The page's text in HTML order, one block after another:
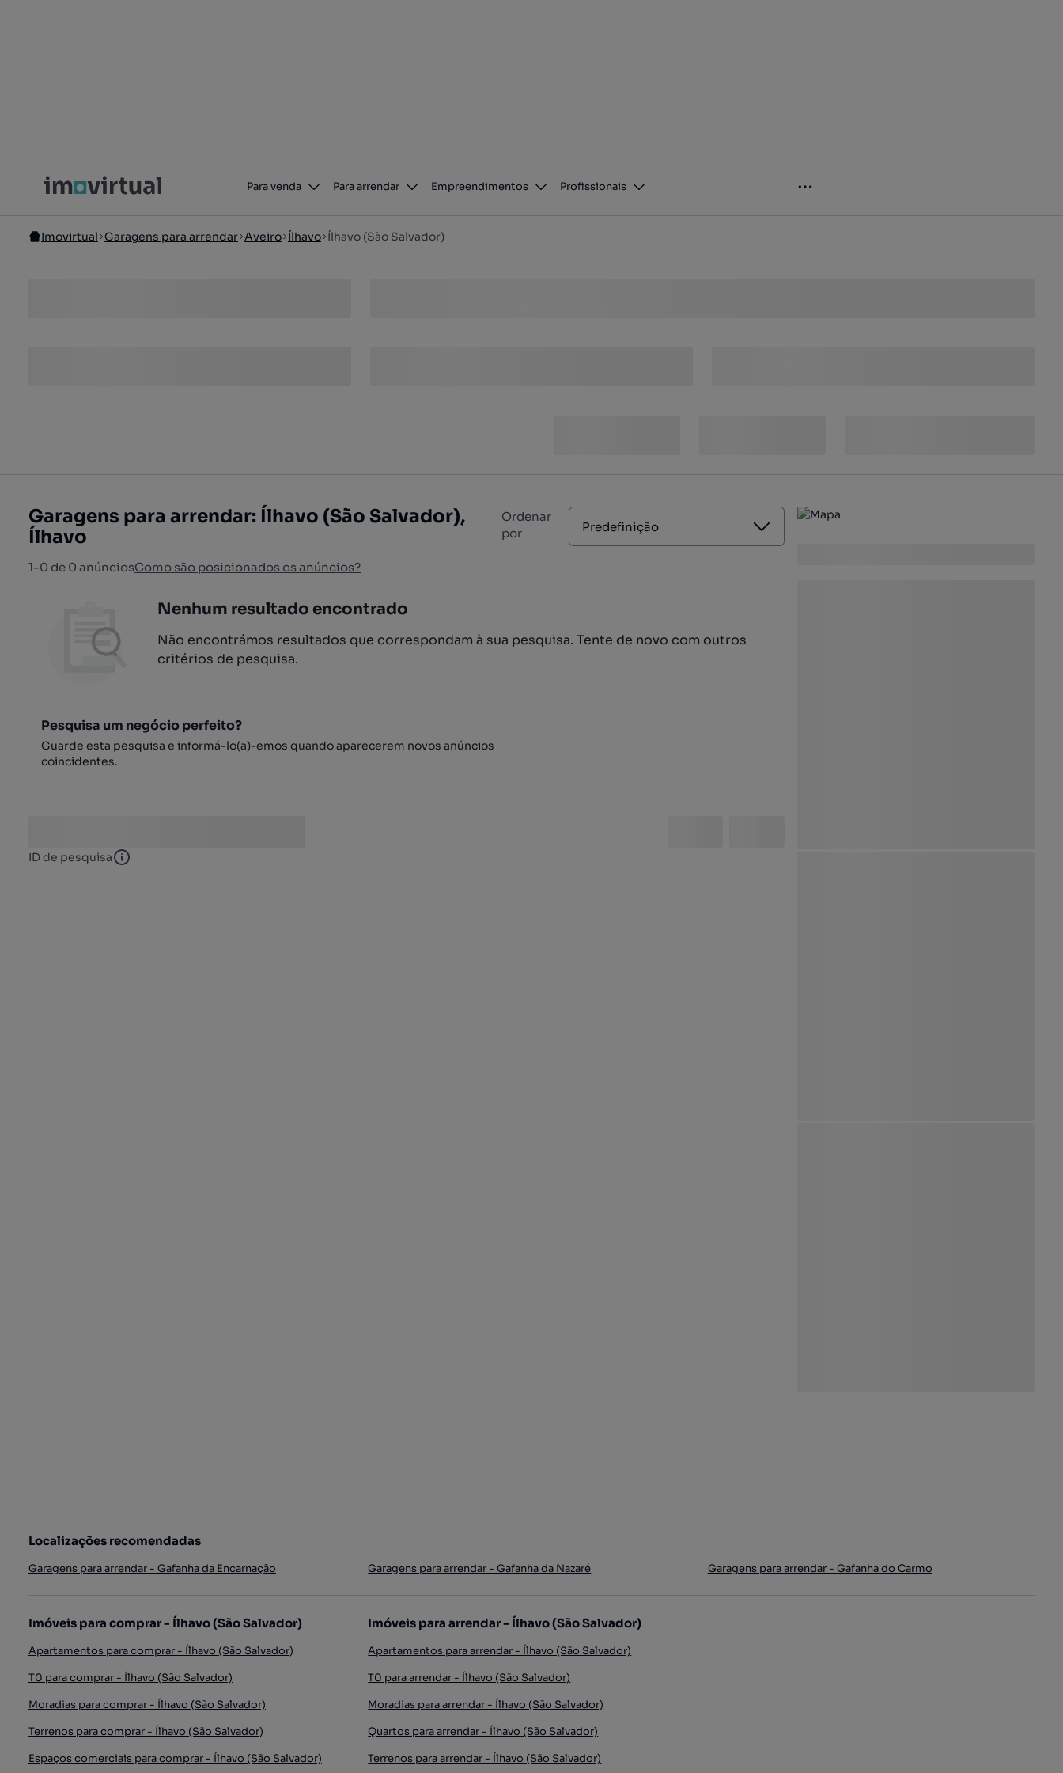
Para venda Para arrendar Empreendimentos Profissionais
Imovirtual Garagens para arrendar Aveiro Ílhavo Ílhavo (São Salvador)
Garagens para arrendar: Ílhavo (São Salvador),
Ílhavo
1-0 de 0 anúnciosComo são posicionados os anúncios?
Ordenar
por
Predefinição
Nenhum resultado encontrado
Não encontrámos resultados que correspondam à sua pesquisa. Tente de novo com outros
critérios de pesquisa.
Pesquisa um negócio perfeito?
Guarde esta pesquisa e informá-lo(a)-emos quando aparecerem novos anúncios
coincidentes.
ID de pesquisa ID de pesquisa
Localizações recomendadas
Garagens para arrendar - Gafanha da Encarnação Garagens para arrendar - Gafanha da Nazaré Garagens para arrendar - Gafanha do Carmo
Imóveis para comprar - Ílhavo (São Salvador)
Apartamentos para comprar - Ílhavo (São Salvador)
T0 para comprar - Ílhavo (São Salvador)
Moradias para comprar - Ílhavo (São Salvador)
Terrenos para comprar - Ílhavo (São Salvador)
Espaços comerciais para comprar - Ílhavo (São Salvador)
Imóveis para arrendar - Ílhavo (São Salvador)
Apartamentos para arrendar - Ílhavo (São Salvador)
T0 para arrendar - Ílhavo (São Salvador)
Moradias para arrendar - Ílhavo (São Salvador)
Quartos para arrendar - Ílhavo (São Salvador)
Terrenos para arrendar - Ílhavo (São Salvador)